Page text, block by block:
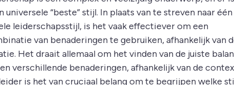
universele “beste” stijl. In plaats van te streven naar één
leiderschapsstijl, is het vaak effectiever om een
van benaderingen te gebruiken, afhankelijk van
Het draait allemaal om het vinden van de juiste
verschillende benaderingen, afhankelijk van de
is het van cruciaal belang om te begrijpen welke